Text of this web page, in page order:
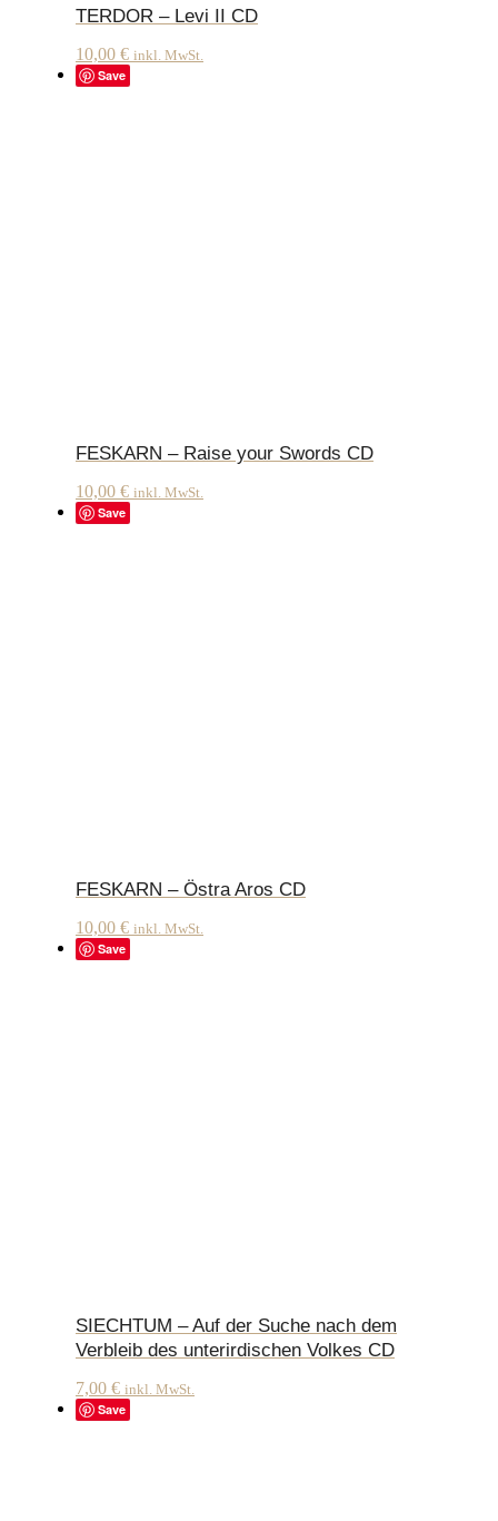
TERDOR – Levi II CD
10,00 € inkl. MwSt.
Save
FESKARN – Raise your Swords CD
10,00 € inkl. MwSt.
Save
FESKARN – Östra Aros CD
10,00 € inkl. MwSt.
Save
SIECHTUM – Auf der Suche nach dem
Verbleib des unterirdischen Volkes CD
7,00 € inkl. MwSt.
Save